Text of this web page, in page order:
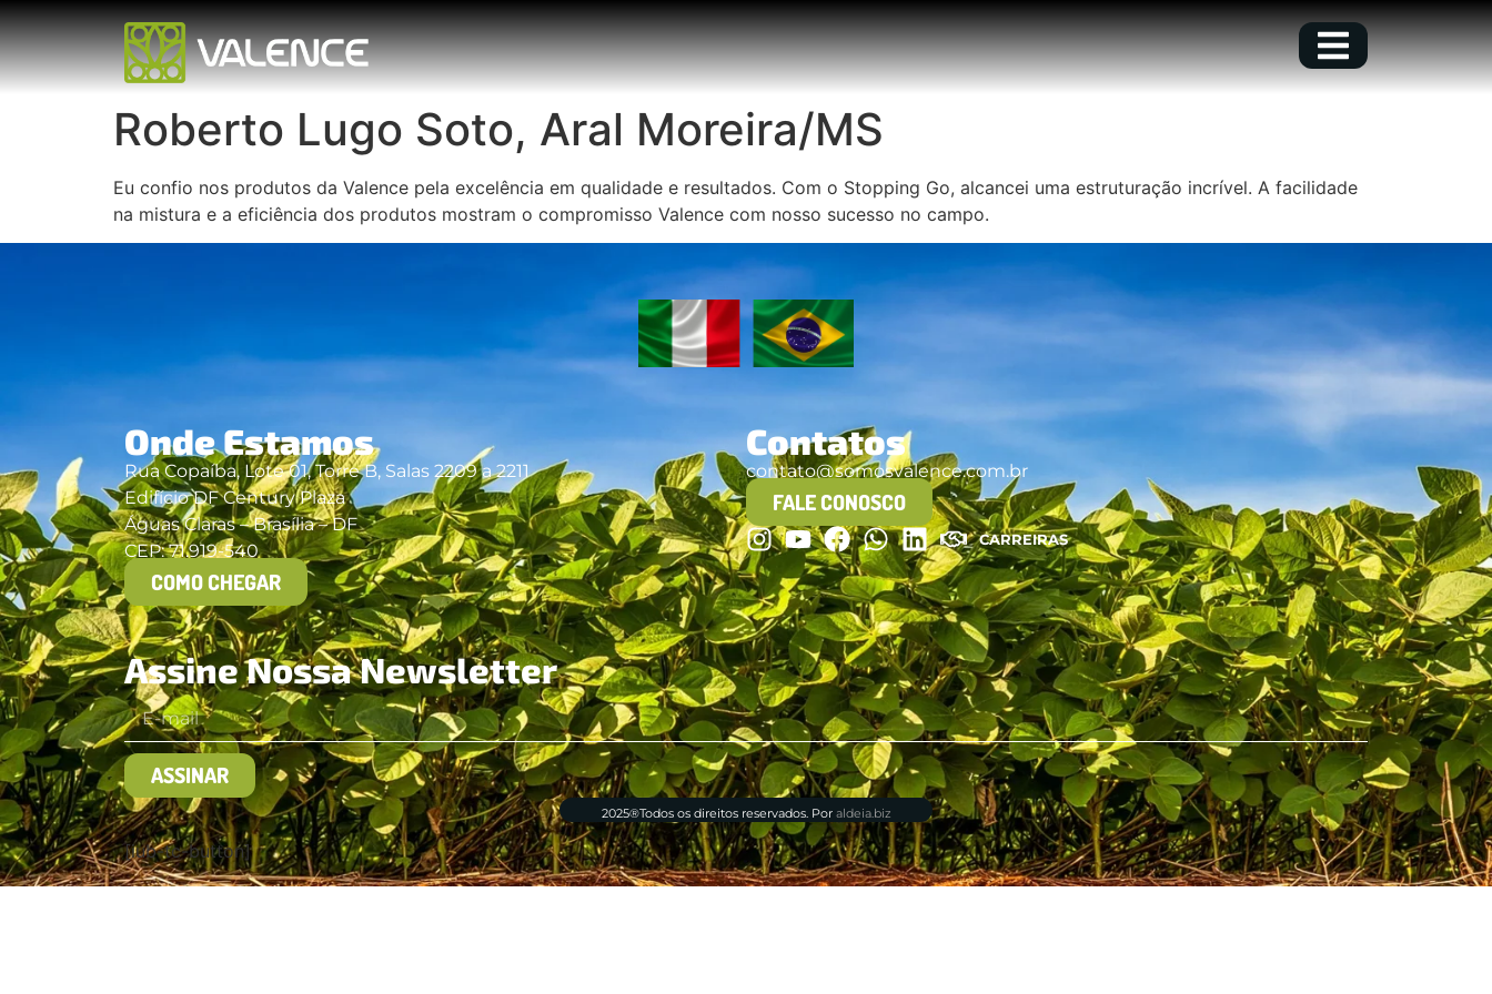
Roberto Lugo Soto, Aral Moreira/MS
Eu confio nos produtos da Valence pela excelência em qualidade e resultados. Com o Stopping Go, alcancei uma estruturação incrível. A facilidade
na mistura e a eficiência dos produtos mostram o compromisso Valence com nosso sucesso no campo.
Onde Estamos
Rua Copaíba, Lote 01, Torre B, Salas 2209 a 2211
Edifício DF Century Plaza
Águas Claras – Brasília – DF
CEP: 71.919-540
COMO CHEGAR
Contatos
contato@somosvalence.com.br
FALE CONOSCO
CARREIRAS
Assine Nossa Newsletter
ASSINAR
2025®Todos os direitos reservados. Por aldeia.biz
[iub-tc-button]